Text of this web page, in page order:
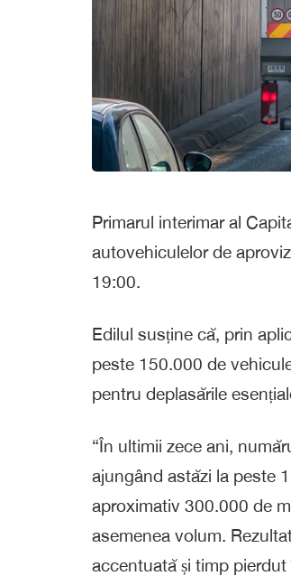
Primarul interimar al
autovehiculelor de
19:00.
Edilul susține că, prin
peste 150.000 de
pentru deplasările
“În ultimii zece ani,
ajungând astăzi la peste
aproximativ 300.000 de
asemenea volum.
accentuată și timp